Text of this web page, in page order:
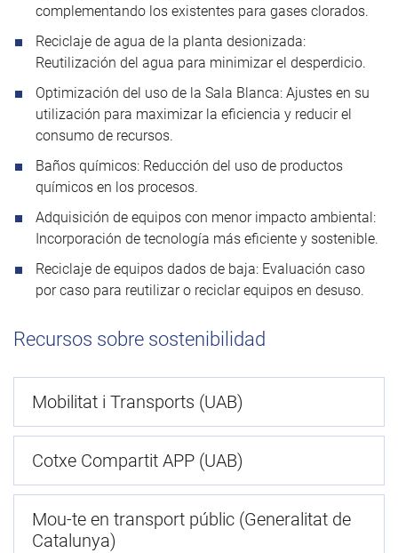
complementando los existentes para gases clorados.
Reciclaje de agua de la planta desionizada:
Reutilización del agua para minimizar el desperdicio.
Optimización del uso de la Sala Blanca: Ajustes en su
utilización para maximizar la eficiencia y reducir el
consumo de recursos.
Baños químicos: Reducción del uso de productos
químicos en los procesos.
Adquisición de equipos con menor impacto ambiental:
Incorporación de tecnología más eficiente y sostenible.
Reciclaje de equipos dados de baja: Evaluación caso
por caso para reutilizar o reciclar equipos en desuso.
Recursos sobre sostenibilidad
Mobilitat i Transports (UAB)
Cotxe Compartit APP (UAB)
Mou-te en transport públic (Generalitat de
Catalunya)